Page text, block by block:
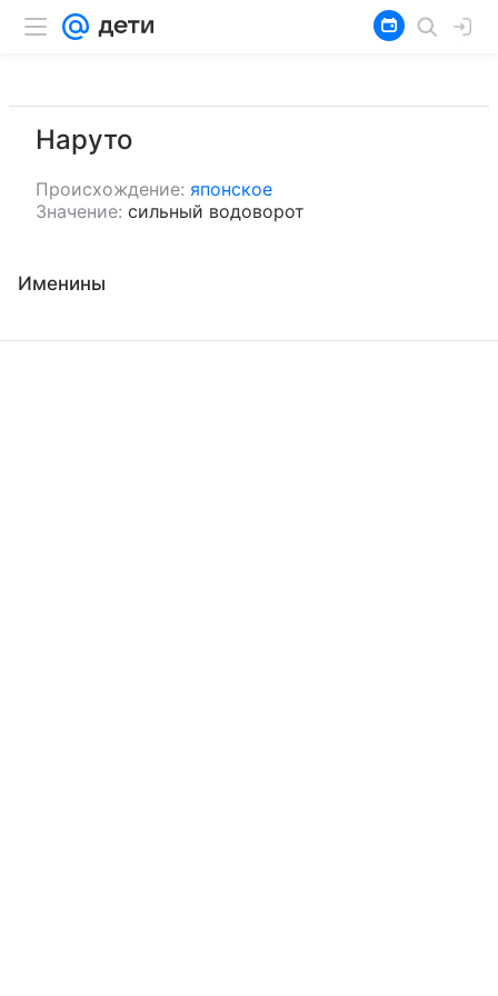
Наруто
Происхождение: японское
Значение: сильный водоворот
Именины